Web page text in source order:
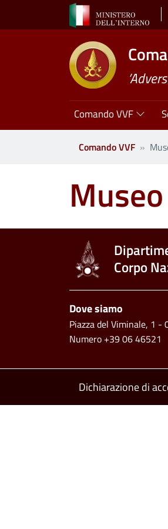
Salta al contenuto principale
Navigazione
Comando VVF
Comando VVF
Museo
Corpo
Piè di
Dove siamo
Piazza del Viminale, 1 -
Numero +39 06 46521
Footer
Dichiarazione di